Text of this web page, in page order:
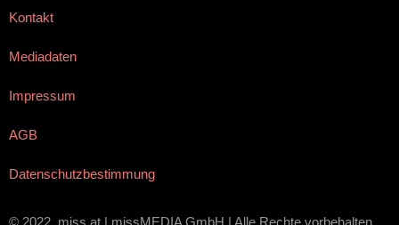
Kontakt
Mediadaten
Impressum
AGB
Datenschutzbestimmung